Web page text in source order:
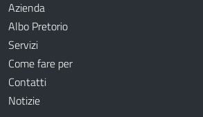
Azienda
Albo Pretorio
Servizi
Come fare per
Contatti
Notizie